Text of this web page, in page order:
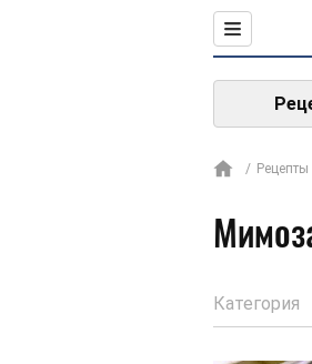
Рецепты
Категория